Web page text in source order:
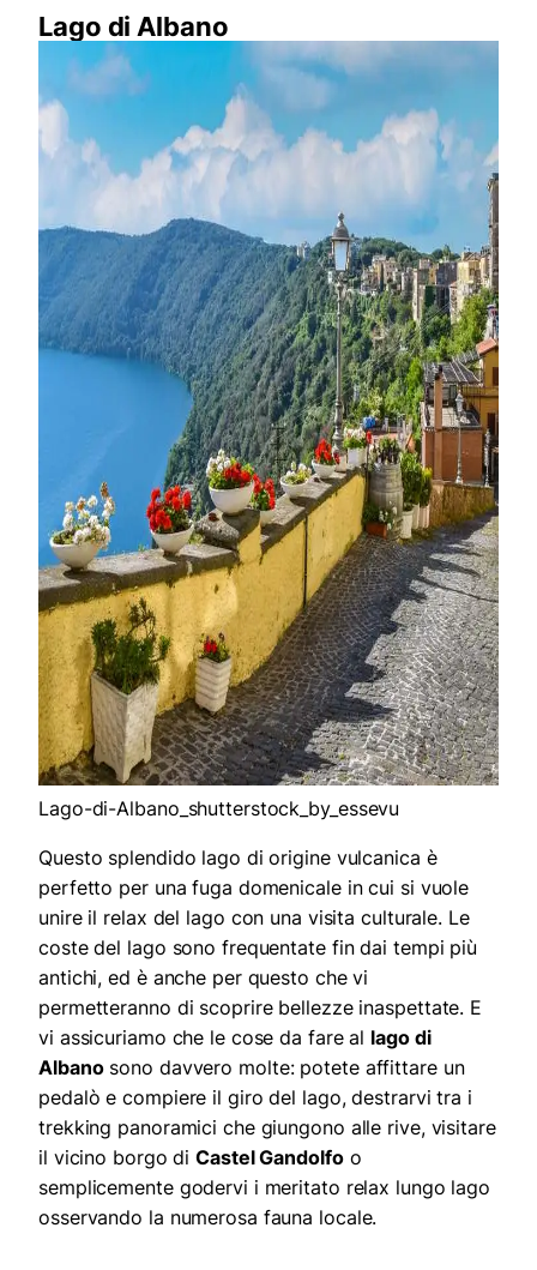
Lago di Albano
Lago-di-Albano_shutterstock_by_essevu
Questo splendido lago di origine vulcanica è
perfetto per una fuga domenicale in cui si vuole
unire il relax del lago con una visita culturale. Le
coste del lago sono frequentate fin dai tempi più
antichi, ed è anche per questo che vi
permetteranno di scoprire bellezze inaspettate. E
vi assicuriamo che le cose da fare al lago di
Albanosono davvero molte: potete affittare un
pedalò e compiere il giro del lago, destrarvi tra i
trekking panoramici che giungono alle rive, visitare
il vicino borgo diCastel Gandolfoo
semplicemente godervi i meritato relax lungo lago
osservando la numerosa fauna locale.